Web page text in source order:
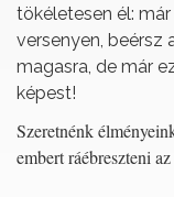
tökéletesen él:
versenyen, beérsz
magasra, de már
képest!
Szeretnénk
embert ráébreszteni